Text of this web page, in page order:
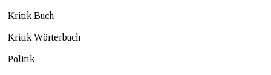
Kritik Buch
Kritik Wörterbuch
Politik